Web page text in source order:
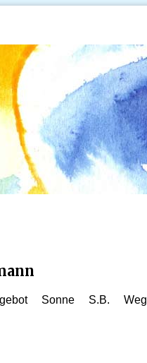
Sonne S.B. Weg